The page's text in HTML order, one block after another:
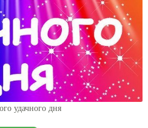
удачного дня